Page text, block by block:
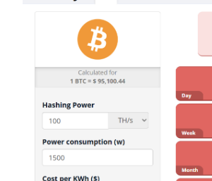
Sao chép Giao dịch
Tham gia cùng các nhà giao dịch hàng